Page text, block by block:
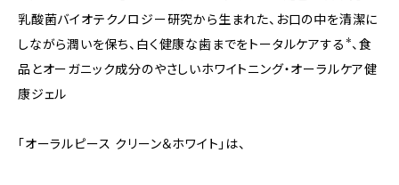
乳酸菌バイオテクノロジー研究から生まれた、お口の中を清潔に
しながら潤いを保ち、白く健康な歯までをトータルケアする*、食
品とオーガニック成分のやさしいホワイトニング・オーラルケア健
康ジェル
「オーラルピース クリーン＆ホワイト」は、